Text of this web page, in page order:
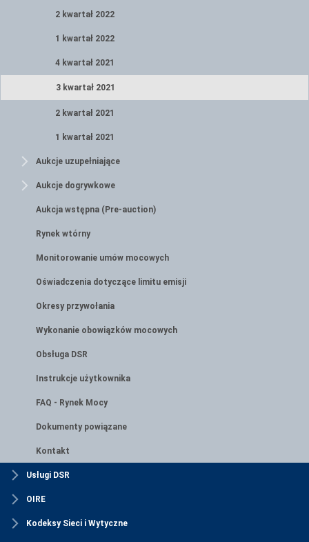
2 kwartał 2022
1 kwartał 2022
4 kwartał 2021
3 kwartał 2021
2 kwartał 2021
1 kwartał 2021
Aukcje uzupełniające
Aukcje dogrywkowe
Aukcja wstępna (Pre-auction)
Rynek wtórny
Monitorowanie umów mocowych
Oświadczenia dotyczące limitu emisji
Okresy przywołania
Wykonanie obowiązków mocowych
Obsługa DSR
Instrukcje użytkownika
FAQ - Rynek Mocy
Dokumenty powiązane
Kontakt
Usługi DSR
OIRE
Kodeksy Sieci i Wytyczne